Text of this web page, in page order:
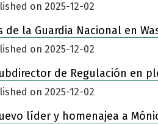
on 2025-12-02
la Guardia Nacional en
on 2025-12-02
de Regulación en
on 2025-12-02
líder y homenajea a